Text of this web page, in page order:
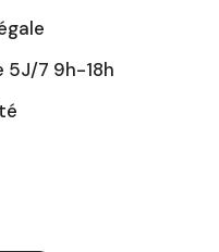
5J/7 9h-18h